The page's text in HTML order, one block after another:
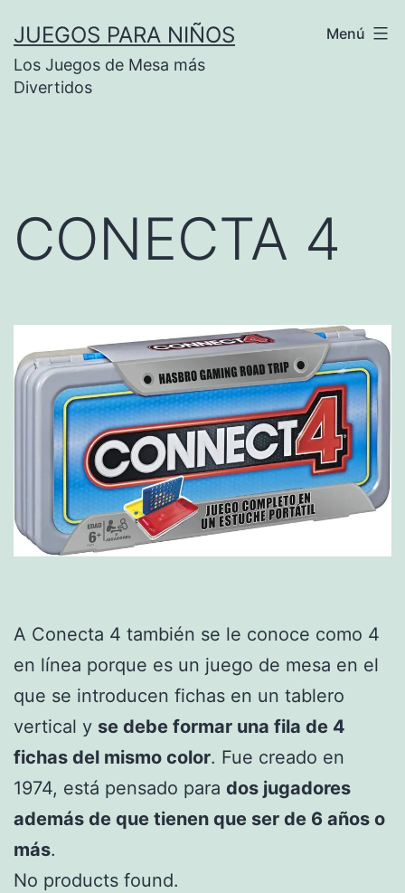
contenido
JUEGOS PARA NIÑOS
Los Juegos de Mesa más
Divertidos
Menú
CONECTA 4
A Conecta 4 también se le conoce como 4
en línea porque es un juego de mesa en el
que se introducen fichas en un tablero
vertical y se debe formar una fila de 4
fichas del mismo color. Fue creado en
1974, está pensado para dos jugadores
además de que tienen que ser de 6 años o
más.
No products found.